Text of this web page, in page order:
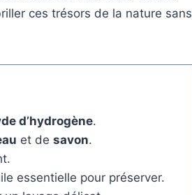
ces trésors de la nature sans
d’hydrogène.
et de savon.
essentielle pour préserver.